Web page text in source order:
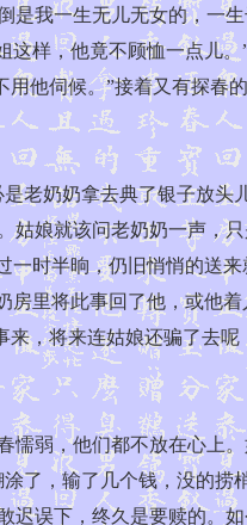
我一生无儿无女的，一
样，他竟不顾恤一点儿。
他伺候。”接着又有探春
奶奶拿去典了银子放头
娘就该问老奶奶一声，
时半晌，仍旧悄悄的送
里将此事回了他，或他
，将来连姑娘还骗了去
弱，他们都不放在心上
了，输了几个钱，没的捞
误下，终久是要赎的。